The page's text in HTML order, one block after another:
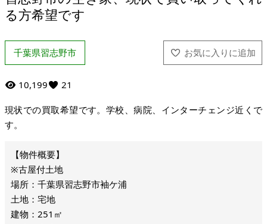
る方希望です
千葉県習志野市
10,199 21
現状での買取希望です。学校、病院、インターチェンジ近くで
す。
※古屋付土地
場所：千葉県習志野市袖ケ浦
土地：宅地
建物：251㎡